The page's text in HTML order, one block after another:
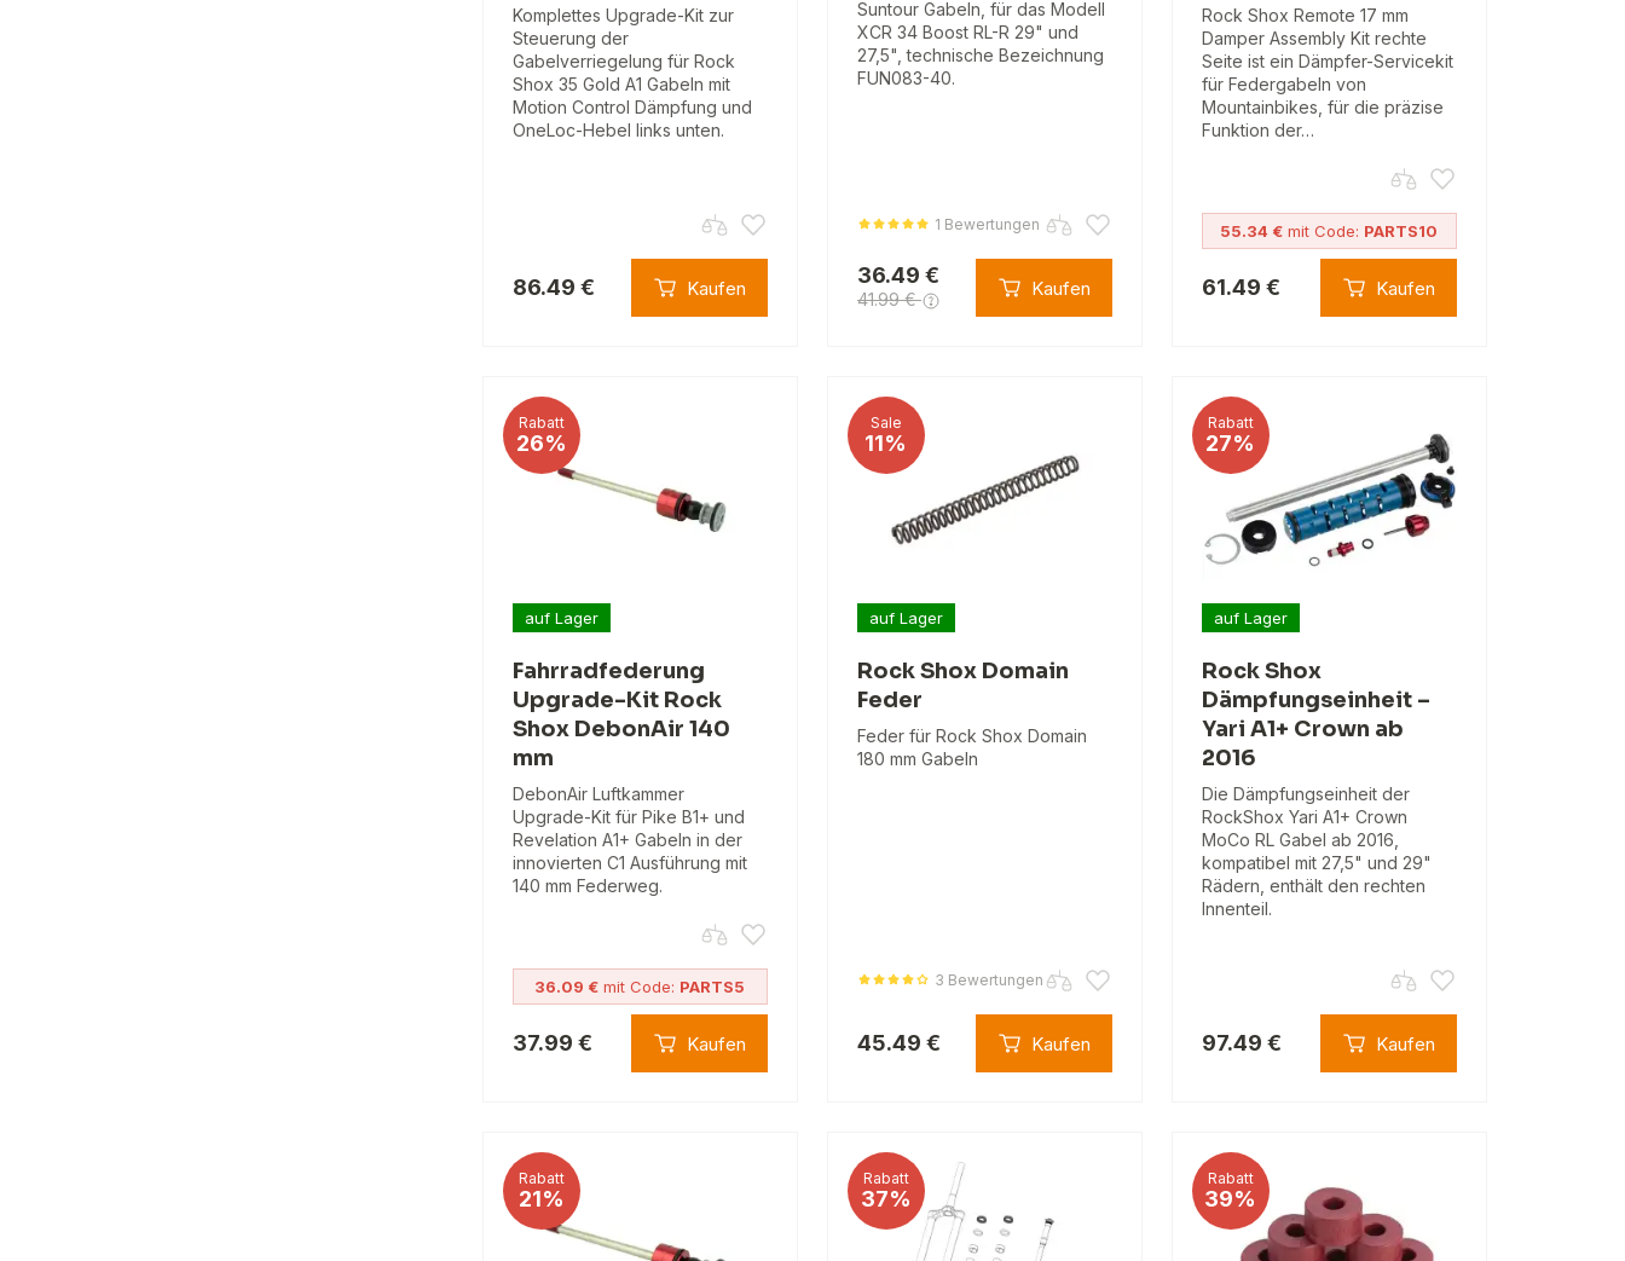
Komplettes Upgrade-Kit zur
Steuerung der
Gabelverriegelung für Rock
Shox 35 Gold A1 Gabeln mit
Motion Control Dämpfung und
OneLoc-Hebel links unten.
86.49 € Kaufen
Suntour Gabeln, für das Modell
XCR 34 Boost RL-R 29" und
27,5", technische Bezeichnung
FUN083-40.
1 Bewertungen
36.49 €
41.99 € Kaufen
Rock Shox Remote 17 mm
Damper Assembly Kit rechte
Seite ist ein Dämpfer-Servicekit
für Federgabeln von
Mountainbikes, für die präzise
Funktion der…
55.34 € mit Code: PARTS10
61.49 € Kaufen
Rabatt
26%
auf Lager
Fahrradfederung
Upgrade-Kit Rock
Shox DebonAir 140
mm
DebonAir Luftkammer
Upgrade-Kit für Pike B1+ und
Revelation A1+ Gabeln in der
innovierten C1 Ausführung mit
140 mm Federweg.
36.09 € mit Code: PARTS5
37.99 € Kaufen
Sale
11%
auf Lager
Rock Shox Domain
Feder
Feder für Rock Shox Domain
180 mm Gabeln
3 Bewertungen
45.49 € Kaufen
Rabatt
27%
auf Lager
Rock Shox
Dämpfungseinheit –
Yari A1+ Crown ab
2016
Die Dämpfungseinheit der
RockShox Yari A1+ Crown
MoCo RL Gabel ab 2016,
kompatibel mit 27,5" und 29"
Rädern, enthält den rechten
Innenteil.
97.49 € Kaufen
Rabatt
21%
Rabatt
37%
Rabatt
39%